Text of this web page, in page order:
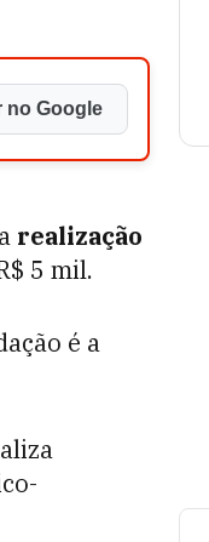
no Google
realização
5 mil.
é a